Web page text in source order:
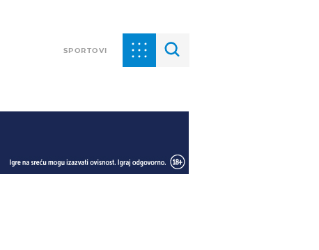
SPORTOVI